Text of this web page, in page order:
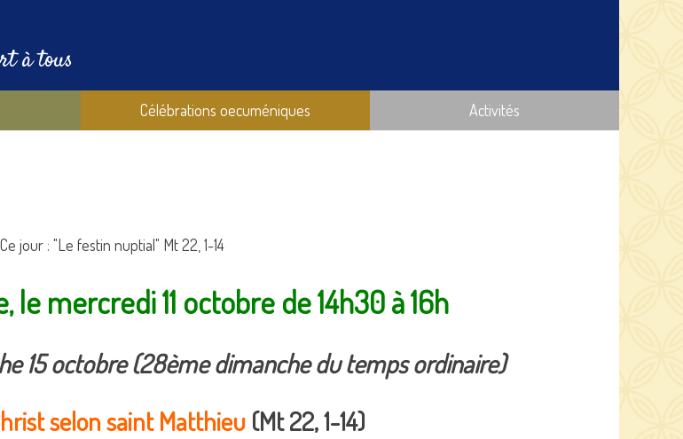
à tous
Célébrations oecuméniques Activités
jour : "Le festin nuptial" Mt 22, 1-14
mercredi 11 octobre de 14h30 à 16h
15 octobre (28ème dimanche du temps ordinaire)
selon saint Matthieu (Mt 22, 1-14)